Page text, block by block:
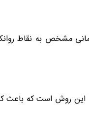
مشخص به نقاط
این روش است که